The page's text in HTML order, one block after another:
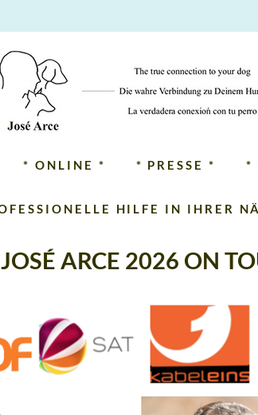
* ONLINE * * PRESSE * *
HILFE IN IHRER
JOSÉ ARCE 2026 ON